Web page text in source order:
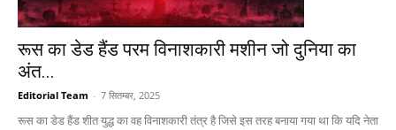
रूस का डेड हैंड परम विनाशकारी मशीन जो दुनिया का
अंत...
Editorial Team - 7 सितम्बर, 2025
रूस का डेड हैंड शीत युद्ध का वह विनाशकारी तंत्र है जिसे इस तरह बनाया गया था कि यदि नेता